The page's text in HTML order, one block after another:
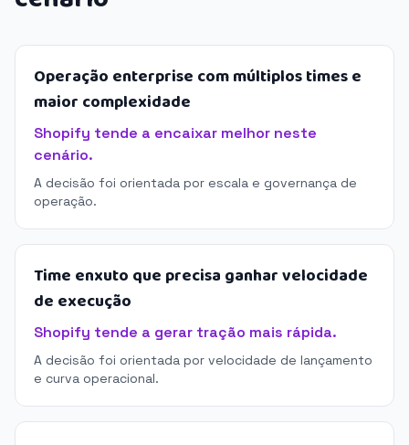
Operação enterprise com múltiplos times e
maior complexidade
Shopify tende a encaixar melhor neste
cenário.
A decisão foi orientada por escala e governança de
operação.
Time enxuto que precisa ganhar velocidade
de execução
Shopify tende a gerar tração mais rápida.
A decisão foi orientada por velocidade de lançamento
e curva operacional.